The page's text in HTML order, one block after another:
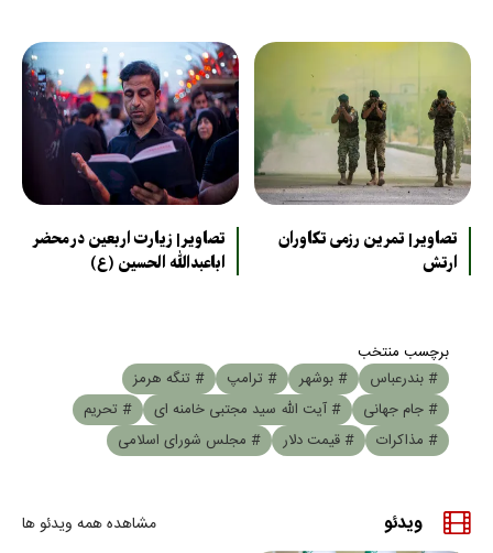
تصاویر| تمرین رزمی تکاوران
ارتش
تصاویر| زیارت اربعین در محضر
اباعبدالله الحسین (ع)
برچسب منتخب
# بندرعباس
# بوشهر # ترامپ
# تنگه هرمز
# جام جهانی
# آیت الله سید مجتبی خامنه ای
# تحریم
# مذاکرات
# قیمت دلار # مجلس شورای اسلامی
ویدئو مشاهده همه ویدئو ها